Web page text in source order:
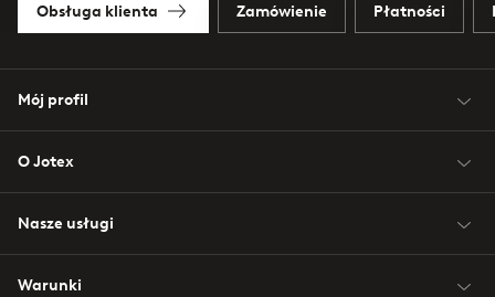
Obsługa klienta Zamówienie Płatności
Mój profil
O Jotex
Nasze usługi
Warunki